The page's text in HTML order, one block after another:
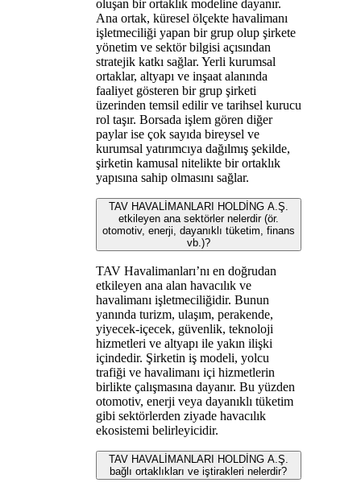
oluşan bir ortaklık modeline dayanır.
Ana ortak, küresel ölçekte havalimanı
işletmeciliği yapan bir grup olup şirkete
yönetim ve sektör bilgisi açısından
stratejik katkı sağlar. Yerli kurumsal
ortaklar, altyapı ve inşaat alanında
faaliyet gösteren bir grup şirketi
üzerinden temsil edilir ve tarihsel kurucu
rol taşır. Borsada işlem gören diğer
paylar ise çok sayıda bireysel ve
kurumsal yatırımcıya dağılmış şekilde,
şirketin kamusal nitelikte bir ortaklık
yapısına sahip olmasını sağlar.
TAV HAVALİMANLARI HOLDİNG A.Ş.
etkileyen ana sektörler nelerdir (ör.
otomotiv, enerji, dayanıklı tüketim, finans
vb.)?
TAV Havalimanları’nı en doğrudan
etkileyen ana alan havacılık ve
havalimanı işletmeciliğidir. Bunun
yanında turizm, ulaşım, perakende,
yiyecek-içecek, güvenlik, teknoloji
hizmetleri ve altyapı ile yakın ilişki
içindedir. Şirketin iş modeli, yolcu
trafiği ve havalimanı içi hizmetlerin
birlikte çalışmasına dayanır. Bu yüzden
otomotiv, enerji veya dayanıklı tüketim
gibi sektörlerden ziyade havacılık
ekosistemi belirleyicidir.
TAV HAVALİMANLARI HOLDİNG A.Ş.
bağlı ortaklıkları ve iştirakleri nelerdir?